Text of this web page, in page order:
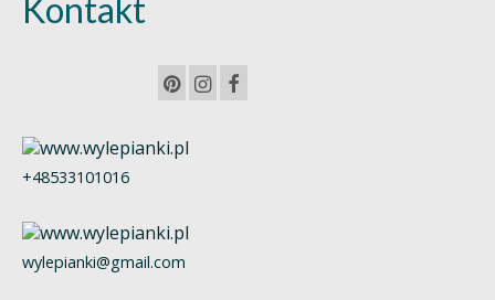
Kontakt
+48533101016
wylepianki@gmail.com